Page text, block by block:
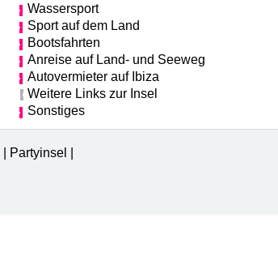
Wassersport
Sport auf dem Land
Bootsfahrten
Anreise auf Land- und Seeweg
Autovermieter auf Ibiza
Weitere Links zur Insel
Sonstiges
Partyinsel